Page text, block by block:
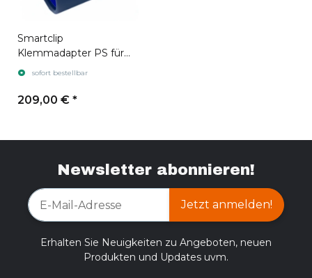
Smartclip
Klemmadapter PS für
Pulsar FN455
sofort bestellbar
209,00 € *
Newsletter abonnieren!
Jetzt anmelden!
Erhalten Sie Neuigkeiten zu Angeboten, neuen
Produkten und Updates uvm.